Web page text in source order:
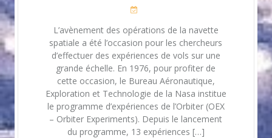
L’avènement des opérations de la navette
spatiale a été l’occasion pour les chercheurs
d’effectuer des expériences de vols sur une
grande échelle. En 1976, pour profiter de
cette occasion, le Bureau Aéronautique,
Exploration et Technologie de la Nasa institue
le programme d’expériences de l’Orbiter (OEX
– Orbiter Experiments). Depuis le lancement
du programme, 13 expériences […]